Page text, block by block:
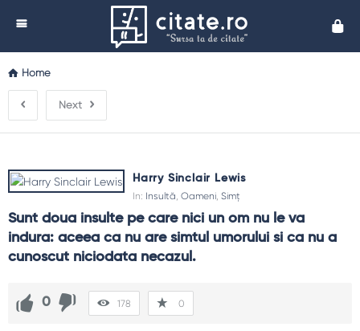
Home
Next
Harry Sinclair Lewis
In: Insultă, Oameni, Simț
Sunt doua insulte pe care nici un om nu le va
indura: aceea ca nu are simtul umorului si ca nu a
cunoscut niciodata necazul.
0 178 0